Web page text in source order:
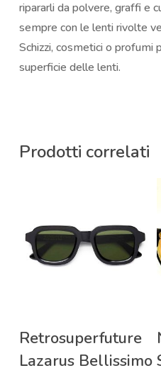
ripararli da polvere, graffi e
sempre con le lenti rivolte
Schizzi, cosmetici o profumi
superficie delle lenti.
Prodotti correlati
Retrosuperfuture
Lazarus Bellissimo